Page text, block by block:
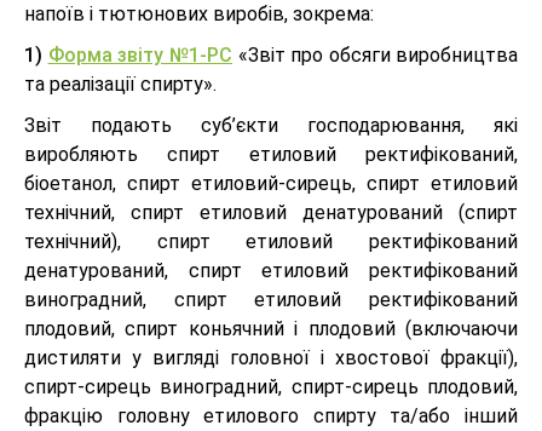
напоїв і тютюнових виробів, зокрема:
1) Форма звіту №1-РС «Звіт про обсяги виробництва
та реалізації спирту».
Звіт подають суб’єкти господарювання, які
виробляють спирт етиловий ректифікований,
біоетанол, спирт етиловий-сирець, спирт етиловий
технічний, спирт етиловий денатурований (спирт
технічний), спирт етиловий ректифікований
денатурований, спирт етиловий ректифікований
виноградний, спирт етиловий ректифікований
плодовий, спирт коньячний і плодовий (включаючи
дистиляти у вигляді головної і хвостової фракції),
спирт-сирець виноградний, спирт-сирець плодовий,
фракцію головну етилового спирту та/або інший